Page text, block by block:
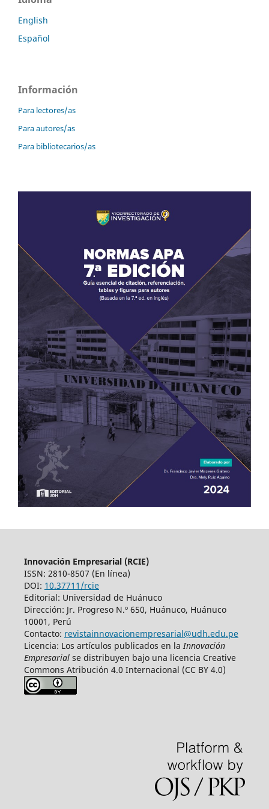
English
Español
Información
Para lectores/as
Para autores/as
Para bibliotecarios/as
Innovación Empresarial (RCIE)
ISSN: 2810-8507 (En línea)
DOI: 10.37711/rcie
Editorial: Universidad de Huánuco
Dirección: Jr. Progreso N.º 650, Huánuco, Huánuco
10001, Perú
Contacto: revistainnovacionempresarial@udh.edu.pe
Licencia: Los artículos publicados en la Innovación
Empresarialse distribuyen bajo una licencia Creative
Commons Atribución 4.0 Internacional (CC BY 4.0)